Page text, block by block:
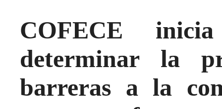
COFECE
determinar la
barreras a la